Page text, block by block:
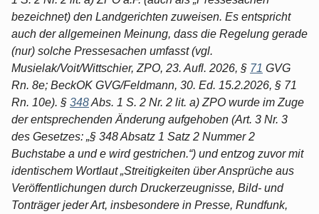
bezeichnet) den Landgerichten zuweisen. Es entspricht
auch der allgemeinen Meinung, dass die Regelung gerade
(nur) solche Pressesachen umfasst (vgl.
Musielak/Voit/Wittschier, ZPO, 23. Aufl. 2026, § 71 GVG
Rn. 8e; BeckOK GVG/Feldmann, 30. Ed. 15.2.2026, § 71
Rn. 10e). § 348Abs. 1 S. 2 Nr. 2 lit. a) ZPO wurde im Zuge
der entsprechenden Änderung aufgehoben (Art. 3 Nr. 3
des Gesetzes: „§ 348 Absatz 1 Satz 2 Nummer 2
Buchstabe a und e wird gestrichen.“) und entzog zuvor mit
identischem Wortlaut „Streitigkeiten über Ansprüche aus
Veröffentlichungen durch Druckerzeugnisse, Bild- und
Tonträger jeder Art, insbesondere in Presse, Rundfunk,